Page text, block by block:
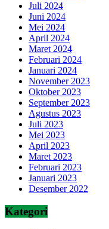
Juli 2024
Juni 2024
Mei 2024
April 2024
Maret 2024
Februari 2024
Januari 2024
November 2023
Oktober 2023
September 2023
Agustus 2023
Juli 2023
Mei 2023
April 2023
Maret 2023
Februari 2023
Januari 2023
Desember 2022
Kategori